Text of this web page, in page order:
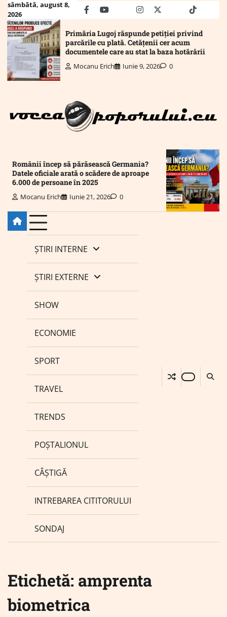
Skip
content
sâmbătă, august 8,
2026
facebookyoutubeMailinstagram
twitter truthtiktok
Primăria Lugoj răspunde petiției privind
parcările cu plată. Cetățenii cer acum
documentele care au stat la baza hotărârii
Mocanu Erich Iunie 9, 2026 0
Românii încep să părăsească Germania?
Datele oficiale arată o scădere de aproape
6.000 de persoane în 2025
Mocanu Erich Iunie 21, 2026 0
ȘTIRI INTERNE
ȘTIRI EXTERNE
SHOW
ECONOMIE
SPORT
TRAVEL
TRENDS
POȘTALIONUL
CÂȘTIGĂ
INTREBAREA CITITORULUI
SONDAJ
Etichetă: amprenta
biometrica